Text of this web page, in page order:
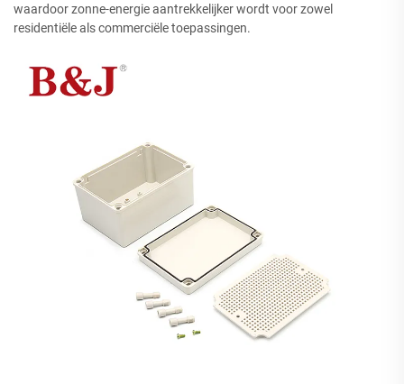
waardoor zonne-energie aantrekkelijker wordt voor zowel
residentiële als commerciële toepassingen.